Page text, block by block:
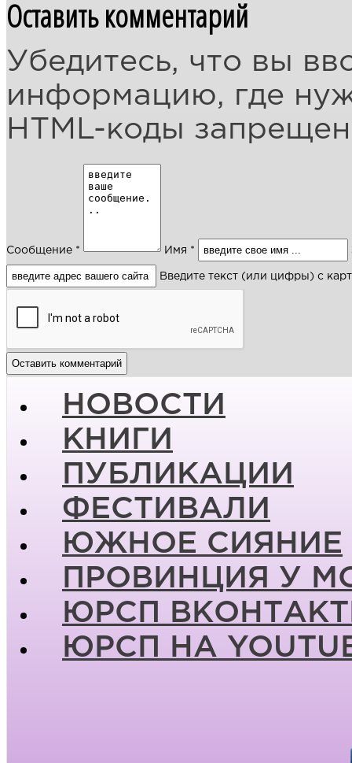
Оставить комментарий
Убедитесь, что вы
информацию, где
HTML-коды
Сообщение * Имя *
Введите текст (или цифры) с
НОВОСТИ
КНИГИ
ПУБЛИКАЦИИ
ФЕСТИВАЛИ
ЮЖНОЕ СИЯНИЕ
ПРОВИНЦИЯ У
ЮРСП
ЮРСП НА